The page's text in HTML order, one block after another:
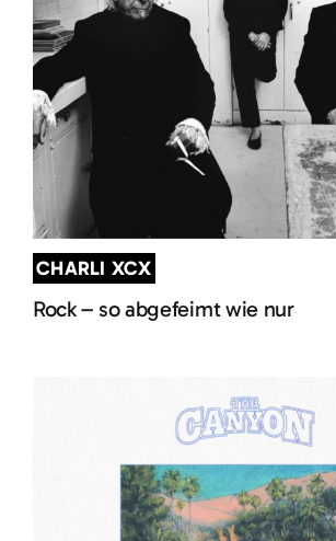
CHARLI XCX
Rock – so abgefeimt wie nur